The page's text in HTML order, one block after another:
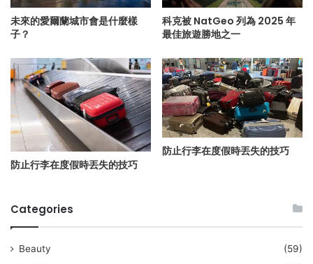
未來的愛爾蘭城市會是什麼樣
子？
科克被 NatGeo 列為 2025 年
最佳旅遊勝地之一
防止行李在度假時丟失的技巧
防止行李在度假時丟失的技巧
Categories
Beauty
(59)